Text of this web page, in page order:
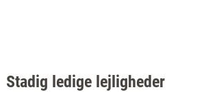
Stadig ledige lejligheder